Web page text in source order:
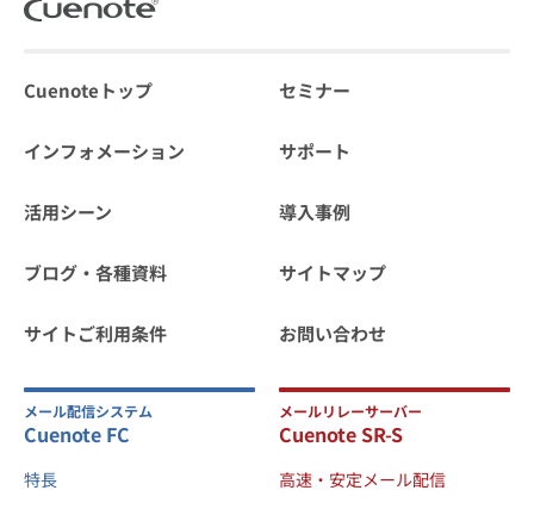
Cuenoteトップ セミナー
インフォメーション サポート
活用シーン 導入事例
ブログ・各種資料 サイトマップ
サイトご利用条件 お問い合わせ
メール配信システム
Cuenote FC
特長
メールリレーサーバー
Cuenote SR-S
高速・安定メール配信